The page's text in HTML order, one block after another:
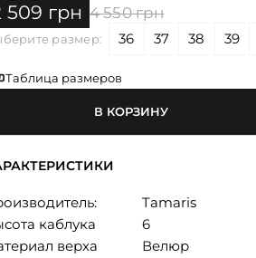
размер: 36 37 38 39
Таблица размеров
509 грн 4 550 грн
В КОРЗИНУ
Tamaris
каблука
6
верха
Велюр